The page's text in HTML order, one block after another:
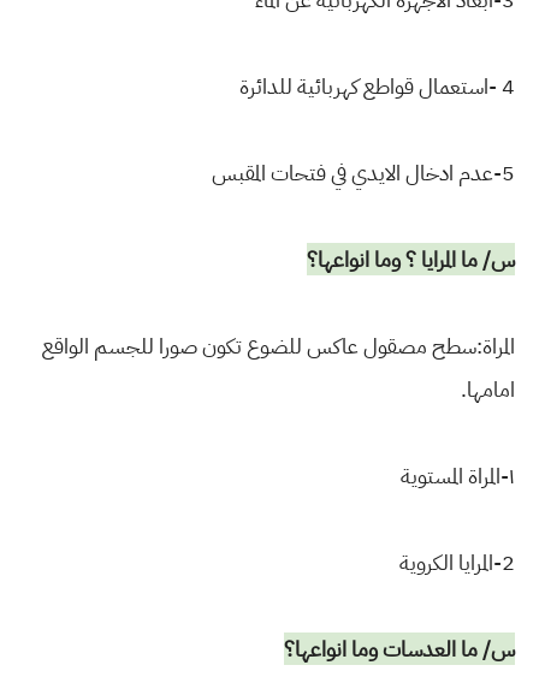
4 -استعمال قواطع كهربائية للدائرة
5-عدم ادخال الايدي في فتحات المقبس
س/ ما المرايا ؟ وما انواعها؟
المراة:سطح مصقول عاكس للضوع تكون صورا للجسم الواقع
امامها.
١-المراة المستوية
2-المرايا الكروية
س/ ما العدسات وما انواعها؟